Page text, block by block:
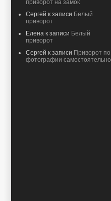
приворот на замок
Сергей к записи Белый
приворот
Елена к записи Белый
приворот
Сергей к записи Приворот по
фотографии самостоятельно